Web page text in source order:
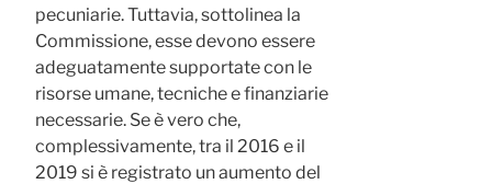
pecuniarie. Tuttavia, sottolinea la
Commissione, esse devono essere
adeguatamente supportate con le
risorse umane, tecniche e finanziarie
necessarie. Se è vero che,
complessivamente, tra il 2016 e il
2019 si è registrato un aumento del